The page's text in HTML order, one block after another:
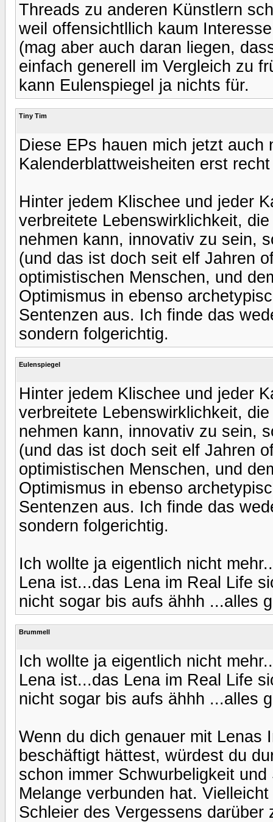
Threads zu anderen Künstlern
weil offensichtllich kaum
(mag aber auch daran liegen,
einfach generell im Vergleich zu
kann Eulenspiegel ja nichts für.
Tiny Tim
Diese EPs hauen mich jetzt
Kalenderblattweisheiten erst
Hinter jedem Klischee und jeder
verbreitete Lebenswirklichkeit,
nehmen kann, innovativ zu sein,
(und das ist doch seit elf Jahren
optimistischen Menschen, und
Optimismus in ebenso
Sentenzen aus. Ich finde das
sondern folgerichtig.
Eulenspiegel
Hinter jedem Klischee und jeder
verbreitete Lebenswirklichkeit,
nehmen kann, innovativ zu sein,
(und das ist doch seit elf Jahren
optimistischen Menschen, und
Optimismus in ebenso
Sentenzen aus. Ich finde das
sondern folgerichtig.
Ich wollte ja eigentlich nicht
Lena ist...das Lena im Real Life
nicht sogar bis aufs ähhh ...alles
Brummell
Ich wollte ja eigentlich nicht
Lena ist...das Lena im Real Life
nicht sogar bis aufs ähhh ...alles
Wenn du dich genauer mit Lenas
beschäftigt hättest, würdest du
schon immer Schwurbeligkeit
Melange verbunden hat.
Schleier des Vergessens darüber